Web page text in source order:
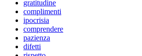
gratitudine
complimenti
ipocrisia
comprendere
pazienza
difetti